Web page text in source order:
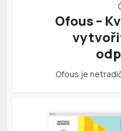
Ofous –
Ofous je